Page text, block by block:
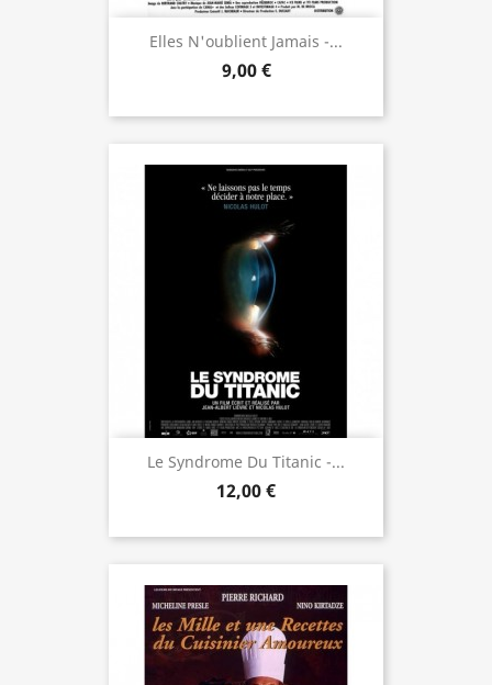
Elles N'oublient Jamais -...
9,00 €
Le Syndrome Du Titanic -...
12,00 €